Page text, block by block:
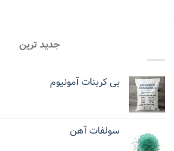
جدید ترین
بی کربنات آمونیوم
سولفات آهن